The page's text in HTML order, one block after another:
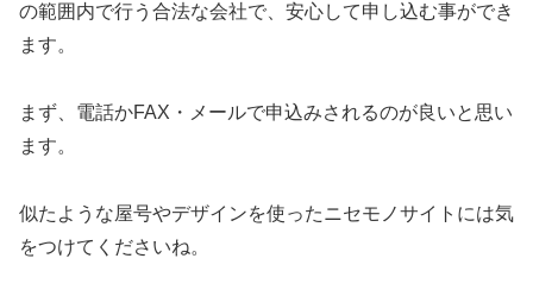
の範囲内で行う合法な会社で、安心して申し込む事ができ
ます。
まず、電話かFAX・メールで申込みされるのが良いと思い
ます。
似たような屋号やデザインを使ったニセモノサイトには気
をつけてくださいね。